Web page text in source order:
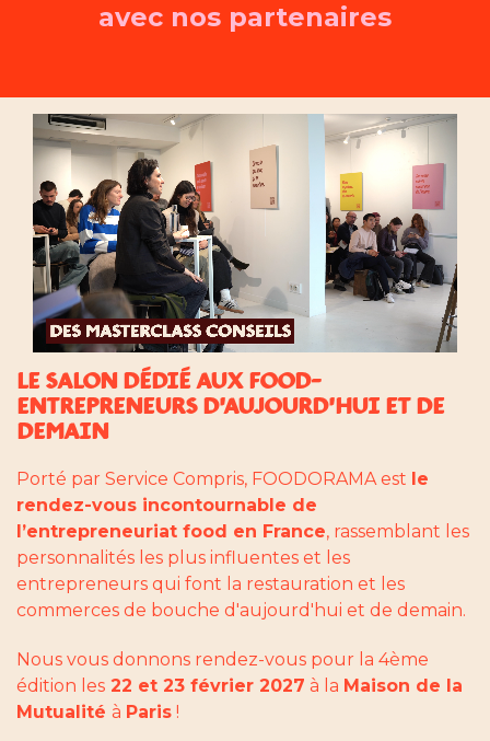
avec nos partenaires
LE SALON DÉDIÉ AUX FOOD-
ENTREPRENEURS D'AUJOURD'HUI ET DE
DEMAIN
Porté par Service Compris, FOODORAMA est le
rendez-vous incontournable de
l’entrepreneuriat food en France, rassemblant les
personnalités les plus influentes et les
entrepreneurs qui font la restauration et les
commerces de bouche d'aujourd'hui et de demain.
Nous vous donnons rendez-vous pour la 4ème
édition les 22 et 23 février 2027 à la Maison de la
Mutualité à Paris !